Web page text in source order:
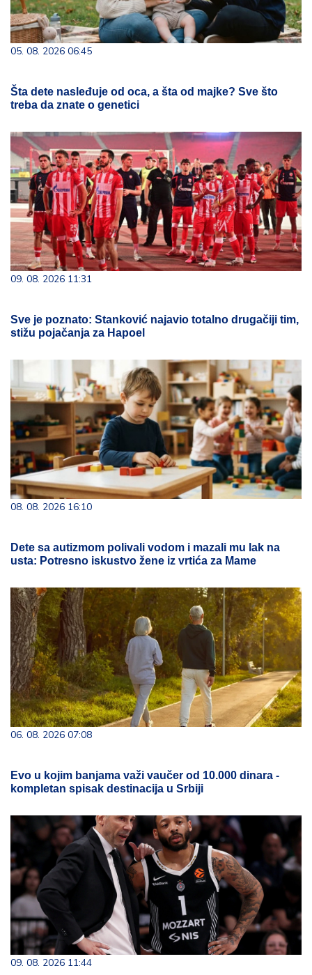
05. 08. 2026 06:45
Šta dete nasleđuje od oca, a šta od majke? Sve što
treba da znate o genetici
09. 08. 2026 11:31
Sve je poznato: Stanković najavio totalno drugačiji tim,
stižu pojačanja za Hapoel
08. 08. 2026 16:10
Dete sa autizmom polivali vodom i mazali mu lak na
usta: Potresno iskustvo žene iz vrtića za Mame
06. 08. 2026 07:08
Evo u kojim banjama važi vaučer od 10.000 dinara -
kompletan spisak destinacija u Srbiji
09. 08. 2026 11:44